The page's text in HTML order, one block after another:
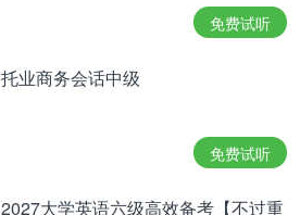
免费试听
托业商务会话中级
免费试听
2027大学英语六级高效备考【不过重